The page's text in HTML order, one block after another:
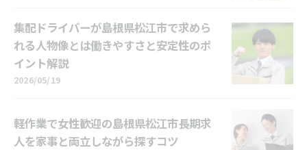
集配ドライバーが島根県松江市で求めら
れる人物像とは働きやすさと安定性のポ
イント解説
2026/05/19
軽作業で女性歓迎の島根県松江市長期求
人を家事と両立しながら探すコツ